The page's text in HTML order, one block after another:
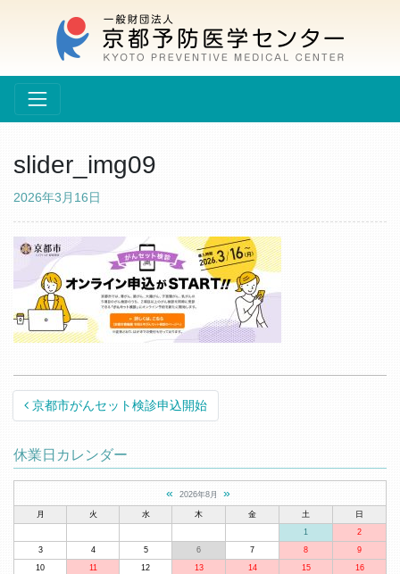
slider_img09
2026年3月16日
Post navigation
京都市がんセット検診申込開始
休業日カレンダー
« 2026年8月 »
月 火 水 木 金 土
日
1
2
3
4 5 6 7 8
9
10
11 12 13 14 15
16